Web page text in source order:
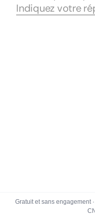
Gratuit et sans engagement